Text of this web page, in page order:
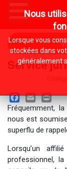
MENU
Service
Facebook
EmailPrint
Fréquemment,
nous est
superflu de
Lorsqu’un
professionnel,
Nous
Lorsque vous
stockées dans
généralement